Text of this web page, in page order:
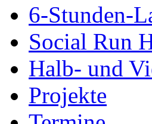
6-Stunden-
Social Run
Halb- und
Projekte